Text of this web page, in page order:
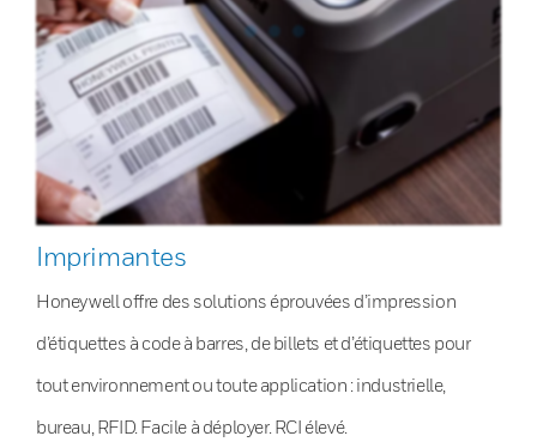
Imprimantes
Honeywell offre des solutions éprouvées d’impression
d’étiquettes à code à barres, de billets et d’étiquettes pour
tout environnement ou toute application : industrielle,
bureau, RFID. Facile à déployer. RCI élevé.